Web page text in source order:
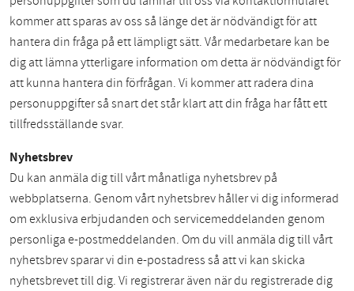
kommer att sparas av oss så länge det är nödvändigt för att
hantera din fråga på ett lämpligt sätt. Vår medarbetare kan be
dig att lämna ytterligare information om detta är nödvändigt för
att kunna hantera din förfrågan. Vi kommer att radera dina
personuppgifter så snart det står klart att din fråga har fått ett
tillfredsställande svar.
Nyhetsbrev
Du kan anmäla dig till vårt månatliga nyhetsbrev på
webbplatserna. Genom vårt nyhetsbrev håller vi dig informerad
om exklusiva erbjudanden och servicemeddelanden genom
personliga e-postmeddelanden. Om du vill anmäla dig till vårt
nyhetsbrev sparar vi din e-postadress så att vi kan skicka
nyhetsbrevet till dig. Vi registrerar även när du registrerade dig